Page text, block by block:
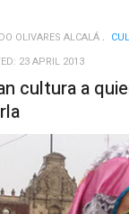
OLIVARES ALCALÁ
23 APRIL 2013
cultura a